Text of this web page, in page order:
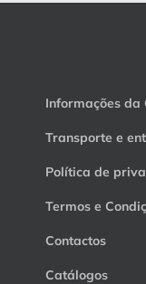
Informações da
Transporte e
Política de
Termos e
Contactos
Catálogos